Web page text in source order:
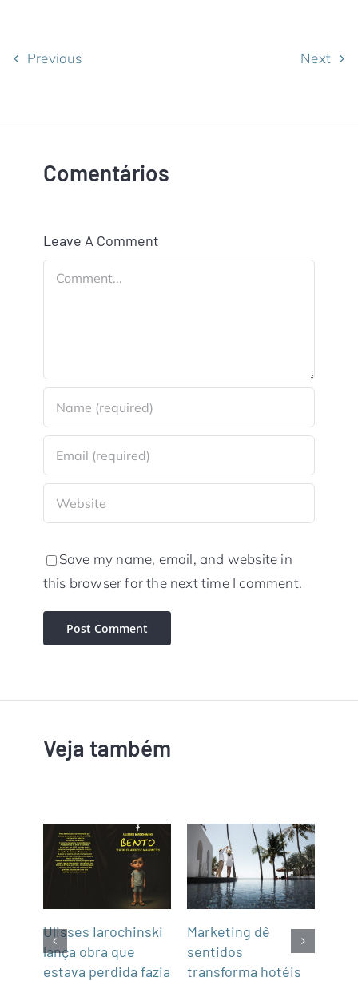
Previous Next
Comentários
Leave A Comment
Comment
Save my name, email, and website in
this browser for the next time I comment.
Veja também
Ulisses Iarochinski
lança obra que
estava perdida fazia
Marketing dê
sentidos
transforma hotéis